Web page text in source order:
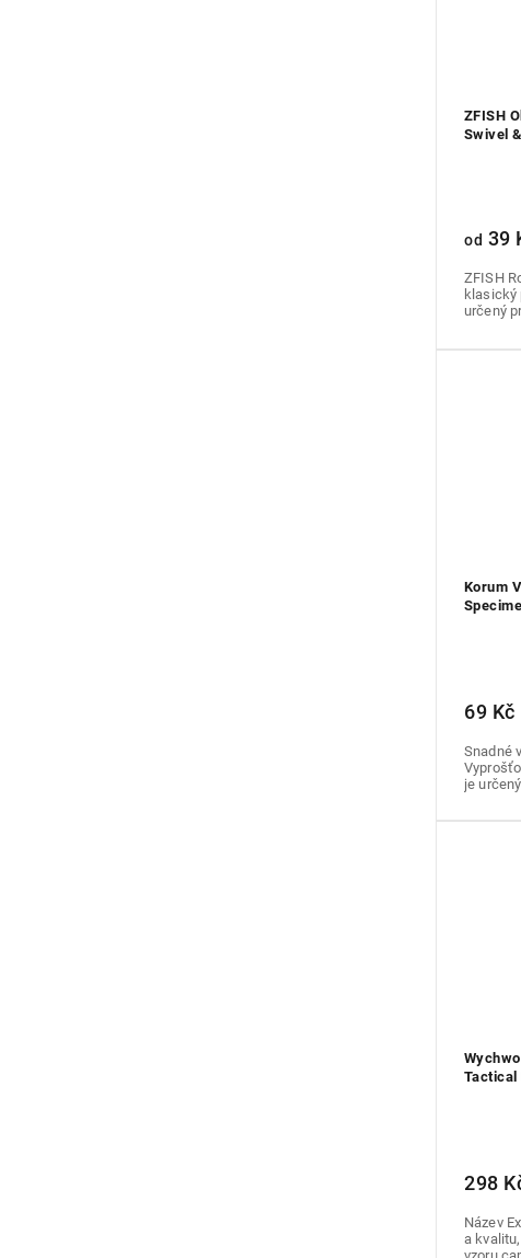
ZFISH
Swivel
od 39
ZFISH
klasický
určený
Korum
69 Kč
Snadné
je
Tactical
298
Název
a